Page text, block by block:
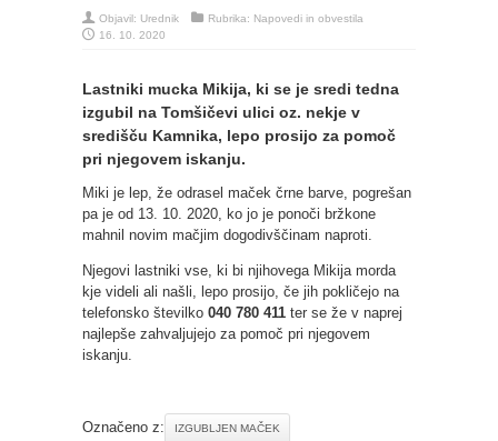
Objavil: Urednik Rubrika: Napovedi in obvestila
16. 10. 2020
Lastniki mucka Mikija, ki se je sredi tedna
izgubil na Tomšičevi ulici oz. nekje v
središču Kamnika, lepo prosijo za pomoč
pri njegovem iskanju.
Miki je lep, že odrasel maček črne barve, pogrešan
pa je od 13. 10. 2020, ko jo je ponoči bržkone
mahnil novim mačjim dogodivščinam naproti.
Njegovi lastniki vse, ki bi njihovega Mikija morda
kje videli ali našli, lepo prosijo, če jih pokličejo na
telefonsko številko 040 780 411 ter se že v naprej
najlepše zahvaljujejo za pomoč pri njegovem
iskanju.
Označeno z: IZGUBLJEN MAČEK